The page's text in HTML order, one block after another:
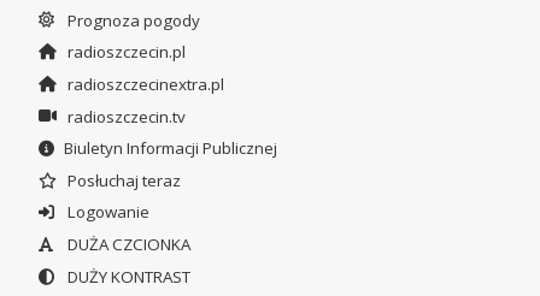
Prognoza pogody
radioszczecin.pl
radioszczecinextra.pl
radioszczecin.tv
Biuletyn Informacji Publicznej
Posłuchaj teraz
Logowanie
DUŻA CZCIONKA
DUŻY KONTRAST